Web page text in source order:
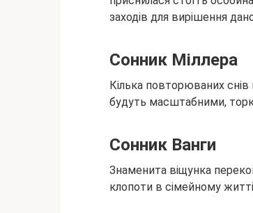
заходів для вирішення
Сонник Міллера
Кілька повторюваних
будуть масштабними,
Сонник Ванги
Знаменита віщунка
клопоти в сімейному